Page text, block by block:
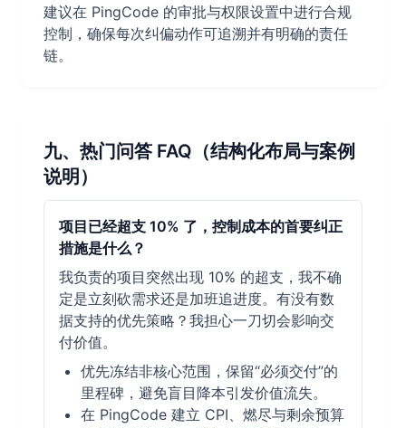
建议在 PingCode 的审批与权限设置中进行合规
控制，确保每次纠偏动作可追溯并有明确的责任
链。
九、热门问答 FAQ（结构化布局与案例
说明）
项目已经超支 10% 了，控制成本的首要纠正
措施是什么？
我负责的项目突然出现 10% 的超支，我不确
定是立刻砍需求还是加班追进度。有没有数
据支持的优先策略？我担心一刀切会影响交
付价值。
优先冻结非核心范围，保留“必须交付”的
里程碑，避免盲目降本引发价值流失。
在 PingCode 建立 CPI、燃尽与剩余预算